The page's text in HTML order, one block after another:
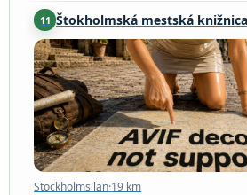
11 Štokholmská mestská knižnica
Stockholms län·19 km
Stockholms län·19 km